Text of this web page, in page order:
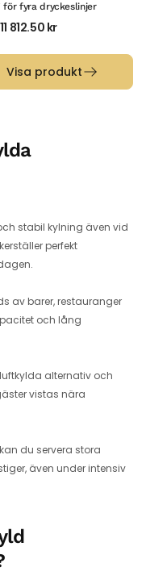
för fyra dryckeslinjer
11 812.50 kr
Visa produkt
stabil kylning även vid
perfekt
av barer, restauranger
och lång
alternativ och
vistas nära
du servera stora
även under intensiv